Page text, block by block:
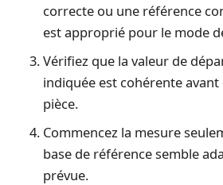
correcte ou une référence
est approprié pour le mode
Vérifiez que la valeur de
indiquée est cohérente
pièce.
Commencez la mesure
base de référence semble
prévue.